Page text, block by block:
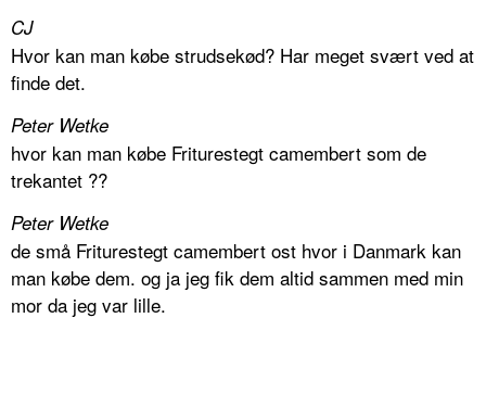
CJ
Hvor kan man købe strudsekød? Har meget svært ved at
finde det.
Peter Wetke
hvor kan man købe Friturestegt camembert som de
trekantet ??
Peter Wetke
de små Friturestegt camembert ost hvor i Danmark kan
man købe dem. og ja jeg fik dem altid sammen med min
mor da jeg var lille.